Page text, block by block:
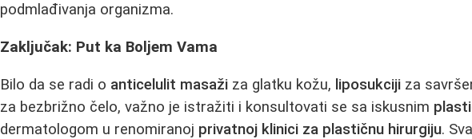
podmlađivanja organizma.
Zaključak: Put ka Boljem Vama
Bilo da se radi o anticelulit masaži za glatku kožu, liposukciji za
za bezbrižno čelo, važno je istražiti i konsultovati se sa iskusnim
dermatologom u renomiranoj privatnoj klinici za plastičnu hirurgiju.